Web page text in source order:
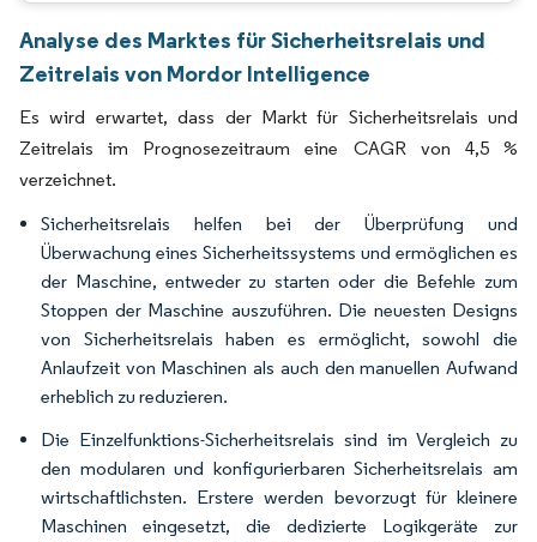
Analyse des Marktes für Sicherheitsrelais und
Zeitrelais von Mordor Intelligence
Es wird erwartet, dass der Markt für Sicherheitsrelais und
Zeitrelais im Prognosezeitraum eine CAGR von 4,5 %
verzeichnet.
Sicherheitsrelais helfen bei der Überprüfung und
Überwachung eines Sicherheitssystems und ermöglichen es
der Maschine, entweder zu starten oder die Befehle zum
Stoppen der Maschine auszuführen. Die neuesten Designs
von Sicherheitsrelais haben es ermöglicht, sowohl die
Anlaufzeit von Maschinen als auch den manuellen Aufwand
erheblich zu reduzieren.
Die Einzelfunktions-Sicherheitsrelais sind im Vergleich zu
den modularen und konfigurierbaren Sicherheitsrelais am
wirtschaftlichsten. Erstere werden bevorzugt für kleinere
Maschinen eingesetzt, die dedizierte Logikgeräte zur